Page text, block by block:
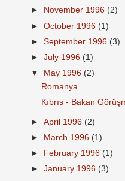
►
November 1996 (2)
►October 1996 (1)
►September 1996 (3)
►July 1996 (1)
▼
May 1996 (2)
Romanya
Kıbrıs - Bakan
►April 1996 (2)
►
March 1996 (1)
►
February 1996 (1)
►January 1996 (3)